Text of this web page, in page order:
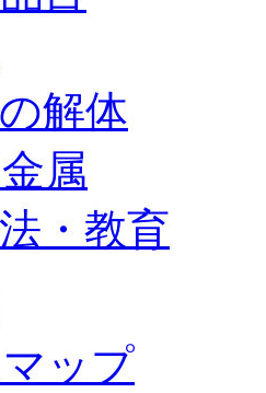
解体
属
・教育
ップ